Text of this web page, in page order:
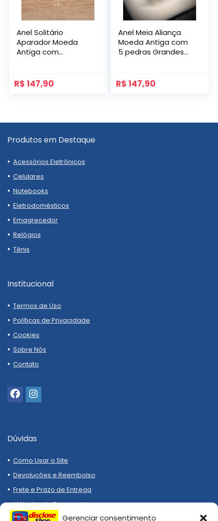
Gerenciar consentimento
Anel Solitário
Aparador Moeda
Antiga com
R$ 147,90
Anel Meia Aliança
Moeda Antiga com
5 pedras Grandes
R$ 147,90
Produtos em Destaque
Acessórios Eletrônicos
Celulares
Notebooks
Eletrodomésticos
Emagrecedor
Relógios
Tênis
Institucional
Termos de Uso
Políticas de Privacidade
Cookies
Sobre Nós
Contato
Dúvidas
Como Usar o Site
Devoluções e Reembolso
Frete e Prazo de Entrega
Métodos de Pagamento